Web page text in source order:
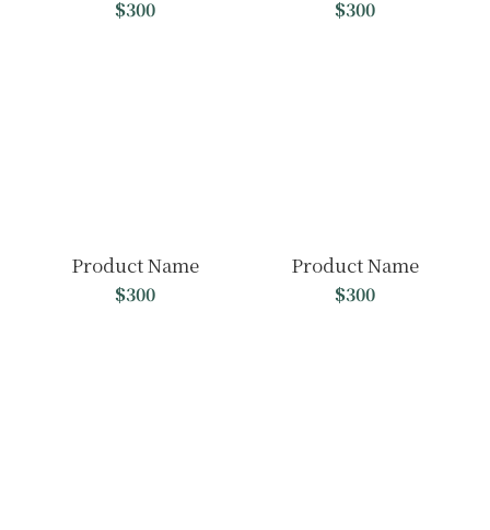
$300 $300
Product Name
$300
Product Name
$300